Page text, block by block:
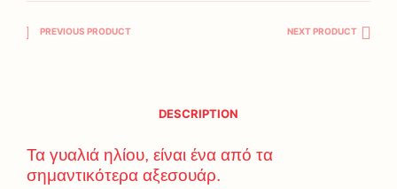
PREVIOUS PRODUCT NEXT PRODUCT
DESCRIPTION
Τα γυαλιά ηλίου, είναι ένα από τα
σημαντικότερα αξεσουάρ.